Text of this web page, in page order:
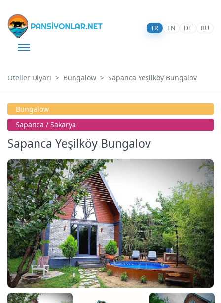
TR EN DE RU
Oteller Diyarı Bungalow Sapanca Yeşilköy Bungalov
Bungalow
Sapanca / Sakarya
Sapanca Yeşilköy Bungalov